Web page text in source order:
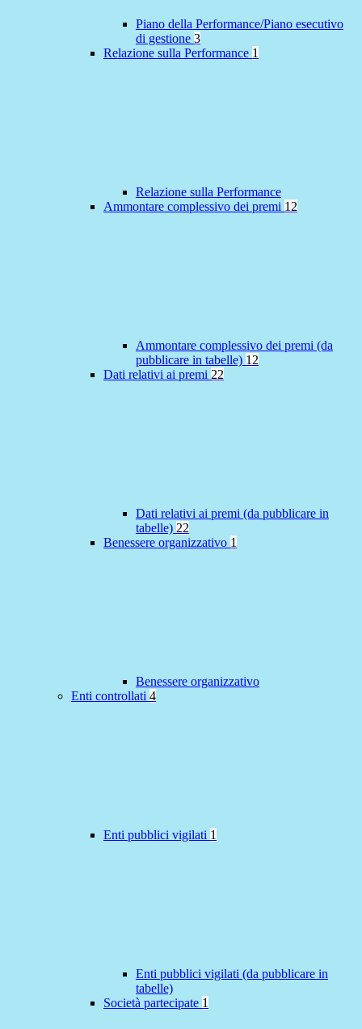
Piano della Performance/Piano esecutivo
di gestione 3
Relazione sulla Performance 1
Relazione sulla Performance
Ammontare complessivo dei premi 12
Ammontare complessivo dei premi (da
pubblicare in tabelle) 12
Dati relativi ai premi 22
Dati relativi ai premi (da pubblicare in
tabelle) 22
Benessere organizzativo 1
Benessere organizzativo
Enti controllati 4
Enti pubblici vigilati 1
Enti pubblici vigilati (da pubblicare in
tabelle)
Società partecipate 1